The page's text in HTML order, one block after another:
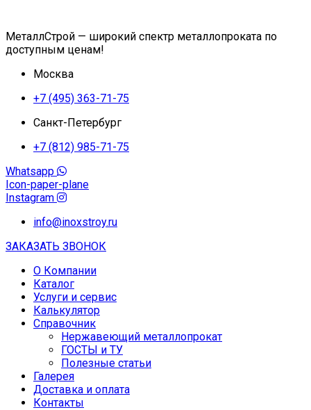
МеталлСтрой — широкий спектр металлопроката по
доступным ценам!
Москва
+7 (495) 363-71-75
Санкт-Петербург
+7 (812) 985-71-75
Whatsapp
Icon-paper-plane
Instagram
info@inoxstroy.ru
ЗАКАЗАТЬ ЗВОНОК
О Компании
Каталог
Услуги и сервис
Калькулятор
Справочник
Нержавеющий металлопрокат
ГОСТЫ и ТУ
Полезные статьи
Галерея
Доставка и оплата
Контакты